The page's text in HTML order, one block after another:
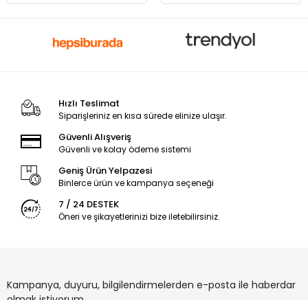
Hızlı Teslimat
Siparişleriniz en kısa sürede elinize ulaşır.
Güvenli Alışveriş
Güvenli ve kolay ödeme sistemi
Geniş Ürün Yelpazesi
Binlerce ürün ve kampanya seçeneği
7 / 24 DESTEK
Öneri ve şikayetlerinizi bize iletebilirsiniz.
Kampanya, duyuru, bilgilendirmelerden e-posta ile haberdar